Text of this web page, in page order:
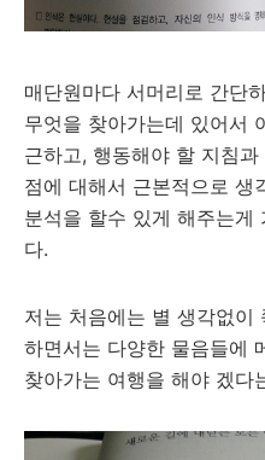
매단원마다 서머리로 간단
무엇을 찾아가는데 있어서
근하고, 행동해야 할 지침
점에 대해서 근본적으로 생
분석을 할수 있게 해주는게
다.
저는 처음에는 별 생각없이
하면서는 다양한 물음들에
찾아가는 여행을 해야 겠다